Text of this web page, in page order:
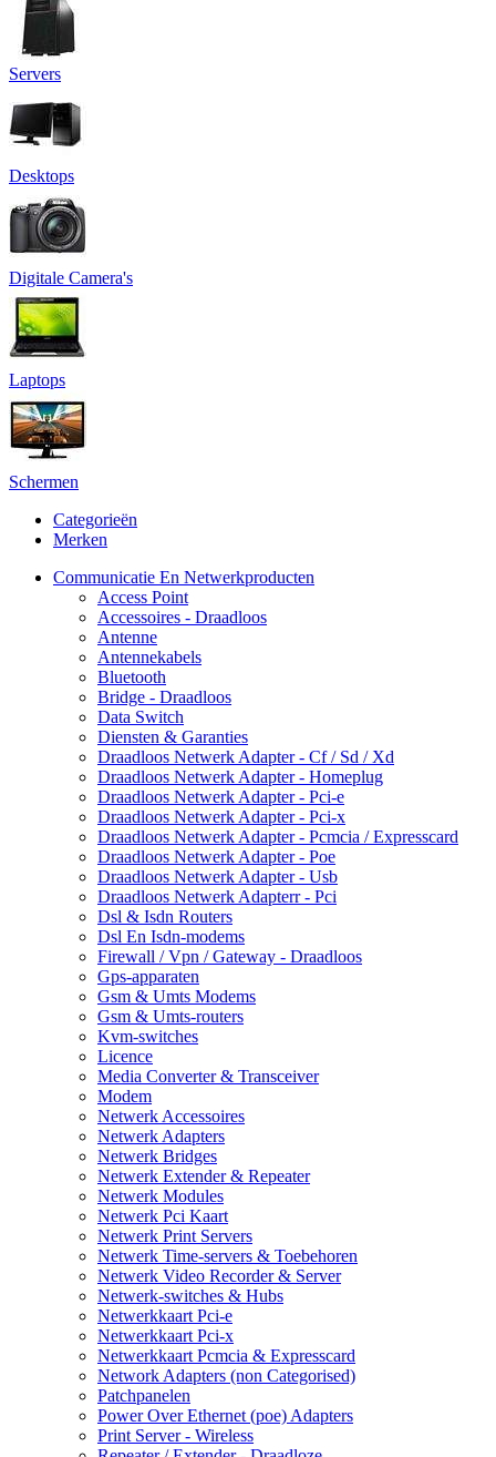
Servers
Desktops
Digitale Camera's
Laptops
Schermen
Categorieën
Merken
Communicatie En Netwerkproducten
Access Point
Accessoires - Draadloos
Antenne
Antennekabels
Bluetooth
Bridge - Draadloos
Data Switch
Diensten & Garanties
Draadloos Netwerk Adapter - Cf / Sd / Xd
Draadloos Netwerk Adapter - Homeplug
Draadloos Netwerk Adapter - Pci-e
Draadloos Netwerk Adapter - Pci-x
Draadloos Netwerk Adapter - Pcmcia / Expresscard
Draadloos Netwerk Adapter - Poe
Draadloos Netwerk Adapter - Usb
Draadloos Netwerk Adapterr - Pci
Dsl & Isdn Routers
Dsl En Isdn-modems
Firewall / Vpn / Gateway - Draadloos
Gps-apparaten
Gsm & Umts Modems
Gsm & Umts-routers
Kvm-switches
Licence
Media Converter & Transceiver
Modem
Netwerk Accessoires
Netwerk Adapters
Netwerk Bridges
Netwerk Extender & Repeater
Netwerk Modules
Netwerk Pci Kaart
Netwerk Print Servers
Netwerk Time-servers & Toebehoren
Netwerk Video Recorder & Server
Netwerk-switches & Hubs
Netwerkkaart Pci-e
Netwerkkaart Pci-x
Netwerkkaart Pcmcia & Expresscard
Network Adapters (non Categorised)
Patchpanelen
Power Over Ethernet (poe) Adapters
Print Server - Wireless